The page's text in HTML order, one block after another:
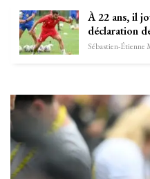
À 22 ans, il
déclaration